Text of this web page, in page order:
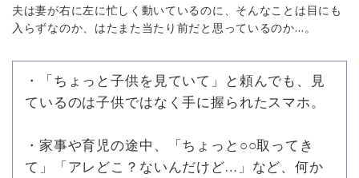
夫は妻が右に左に忙しく動いているのに、そんなことは目にも
入らずなのか、はたまた当たり前だと思っているのか…。
・「ちょっと子供を見ていて」と頼んでも、見
ているのは子供ではなく手に握られたスマホ。
・家事や育児の途中、「ちょっと○○取ってき
て」「アレどこ？ないんだけど…」など、何か